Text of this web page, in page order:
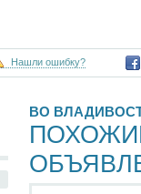
Нашли ошибку?
ВО